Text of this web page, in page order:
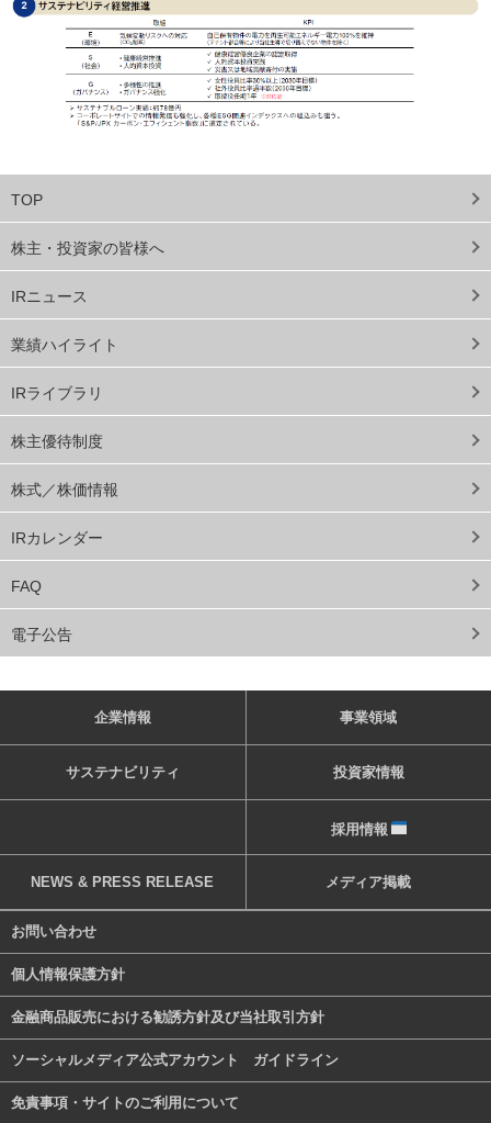
TOP
株主・投資家の皆様へ
IRニュース
業績ハイライト
IRライブラリ
株主優待制度
株式／株価情報
IRカレンダー
FAQ
電子公告
企業情報 事業領域
サステナビリティ 投資家情報
採用情報
NEWS & PRESS RELEASE メディア掲載
お問い合わせ
個人情報保護方針
金融商品販売における勧誘方針及び当社取引方針
ソーシャルメディア公式アカウント ガイドライン
免責事項・サイトのご利用について